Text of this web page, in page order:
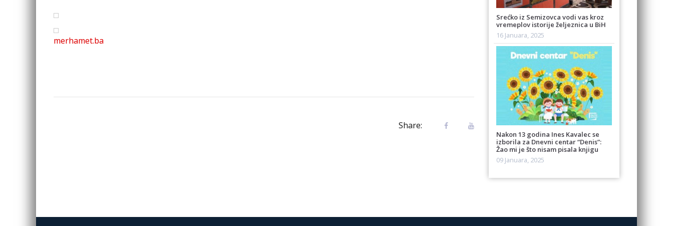
merhamet.ba
Share:
Srećko iz Semizovca vodi vas kroz
vremeplov istorije željeznica u BiH
16 Januara, 2025
Nakon 13 godina Ines Kavalec se
izborila za Dnevni centar “Denis”:
Žao mi je što nisam pisala knjigu
09 Januara, 2025